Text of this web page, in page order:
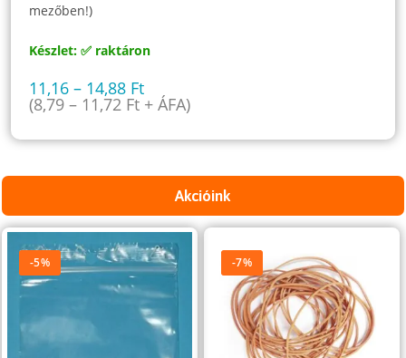
mezőben!)
Készlet: ✅ raktáron
11,16– 14,88 Ft
(8,79– 11,72 Ft + ÁFA)
Akcióink
-5% -7%